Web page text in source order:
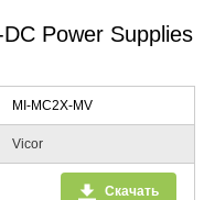
Power Supplies
MI-MC2X-MV
Vicor
Скачать